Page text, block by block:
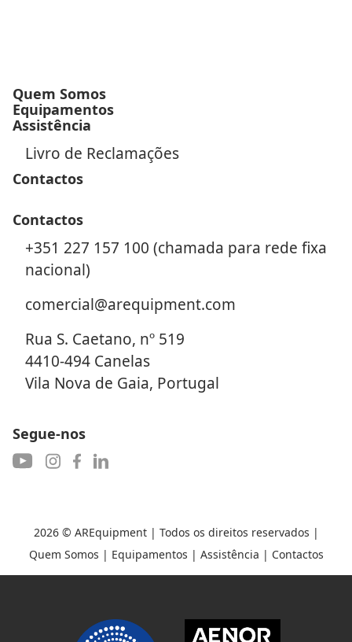
Quem Somos
Equipamentos
Assistência
Livro de Reclamações
Contactos
Contactos
+351 227 157 100 (chamada para rede fixa
nacional)
comercial@arequipment.com
Rua S. Caetano, nº 519
4410-494 Canelas
Vila Nova de Gaia, Portugal
Segue-nos
2026 © AREquipment| Todos os direitos reservados |
Quem Somos | Equipamentos | Assistência | Contactos